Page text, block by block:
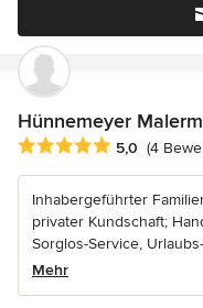
Hünnemeyer
Durchschnittliche
5,0 (4
Inhabergeführter
privater Kundschaft;
Sorglos-Service,
Mehr